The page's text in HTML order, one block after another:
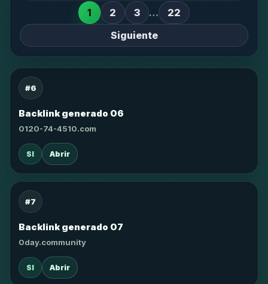
1
2 3 …
22
Siguiente
#6
Backlink generado 06
0120-74-4510.com
SI Abrir
#7
Backlink generado 07
0day.community
SI Abrir